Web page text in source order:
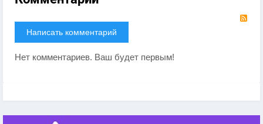
Написать комментарий
Нет комментариев. Ваш будет первым!